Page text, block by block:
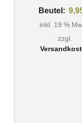
Beutel:
inkl. 19 %
zzgl.